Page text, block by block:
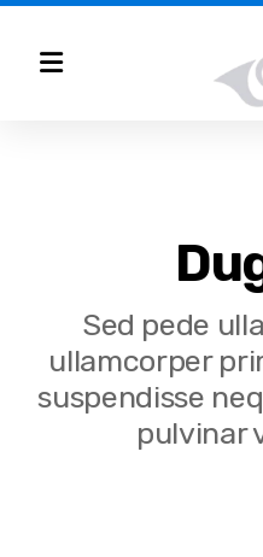
Sed pede
ullamcorper
suspendisse
pulvinar